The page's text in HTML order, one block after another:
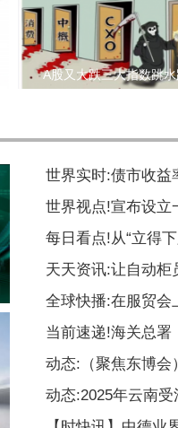
A股又大跌三大指数跳
世界实时:债市收益
世界视点!宣布设立
每日看点!从“立得
天天资讯:让自动柜
全球快播:在服贸会
当前速递!海关总署
动态:（聚焦东博会
动态:2025年云南